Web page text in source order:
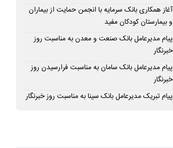
آغاز همکاری بانک سرمایه با انجمن حمایت از بیماران
و بیمارستان کودکان مفید
پیام مدیرعامل بانک صنعت و معدن به مناسبت روز
خبرنگار
پیام مدیرعامل بانک سامان به مناسبت فرارسیدن روز
خبرنگار
پیام تبریک مدیرعامل بانک سینا به مناسبت روز خبرنگار